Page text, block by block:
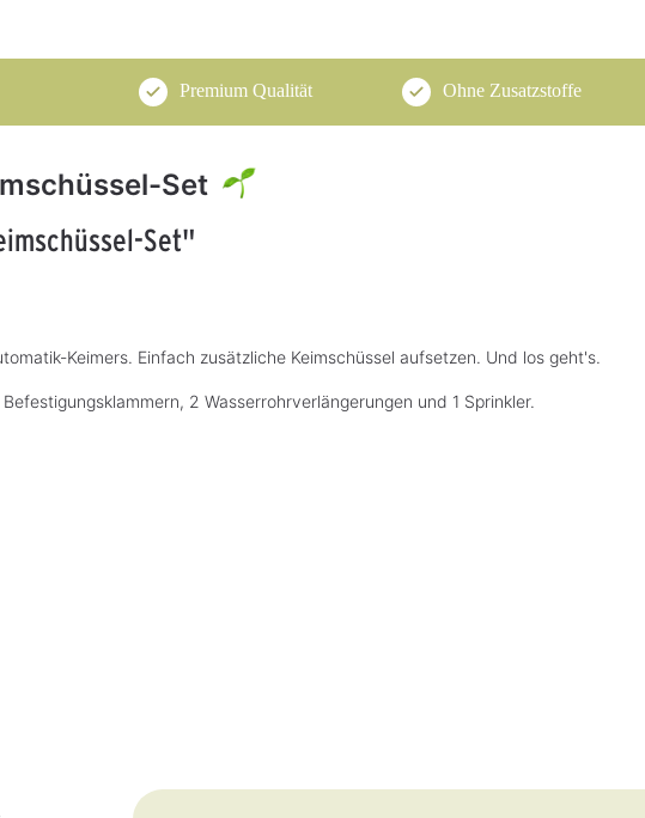
Premium Qualität Ohne Zusatzstoffe
Set
Set"
Keimers. Einfach zusätzliche Keimschüssel aufsetzen. Und los geht's.
2 Wasserrohrverlängerungen und 1 Sprinkler.